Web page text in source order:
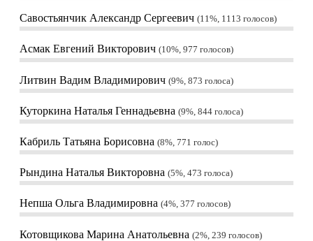
Савостьянчик Александр Сергеевич 11%, 1113 голосов
Асмак Евгений Викторович 10%, 977 голосов
Литвин Вадим Владимирович 9%, 873 голоса
Куторкина Наталья Геннадьевна 9%, 844 голоса
Кабриль Татьяна Борисовна 8%, 771 голос
Рындина Наталья Викторовна 5%, 473 голоса
Непша Ольга Владимировна 4%, 377 голосов
Котовщикова Марина Анатольевна 2%, 239 голосов